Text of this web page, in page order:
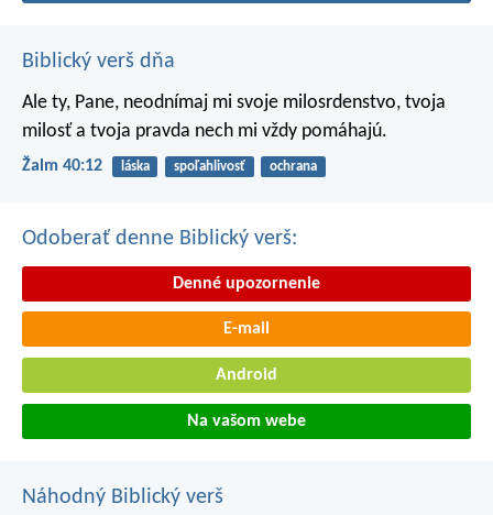
Biblický verš dňa
Ale ty, Pane, neodnímaj mi svoje milosrdenstvo, tvoja
milosť a tvoja pravda nech mi vždy pomáhajú.
Žalm 40:12 láska spoľahlivosť ochrana
Odoberať denne Biblický verš:
Denné upozornenie
E-mail
Android
Na vašom webe
Náhodný Biblický verš